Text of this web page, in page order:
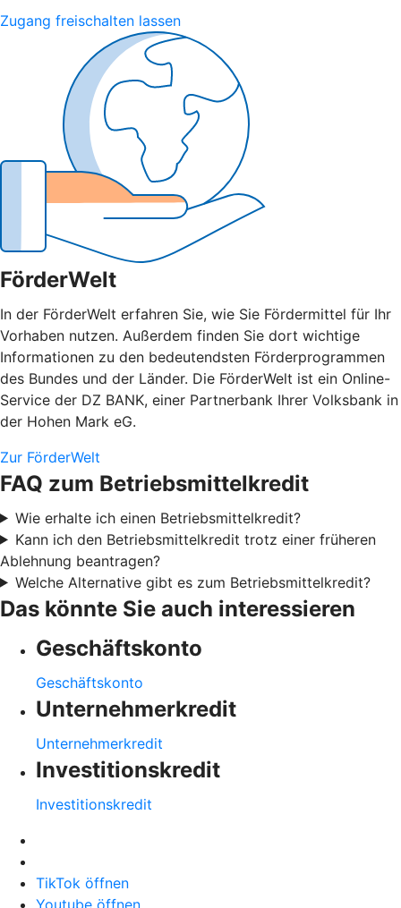
Zugang freischalten lassen
FörderWelt
In der FörderWelt erfahren Sie, wie Sie Fördermittel für Ihr
Vorhaben nutzen. Außerdem finden Sie dort wichtige
Informationen zu den bedeutendsten Förderprogrammen
des Bundes und der Länder. Die FörderWelt ist ein Online-
Service der DZ BANK, einer Partnerbank Ihrer Volksbank in
der Hohen Mark eG.
Zur FörderWelt
FAQ zum Betriebsmittelkredit
Wie erhalte ich einen Betriebsmittelkredit?
Kann ich den Betriebsmittelkredit trotz einer früheren
Ablehnung beantragen?
Welche Alternative gibt es zum Betriebsmittelkredit?
Das könnte Sie auch interessieren
Geschäftskonto
Geschäftskonto
Unternehmerkredit
Unternehmerkredit
Investitionskredit
Investitionskredit
TikTok öffnen
Youtube öffnen